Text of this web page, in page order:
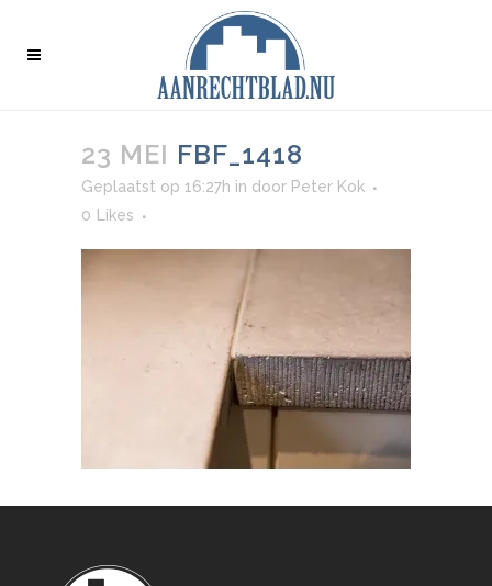
23 MEI FBF_1418
Geplaatst op 16:27h in door Peter Kok
0
Likes